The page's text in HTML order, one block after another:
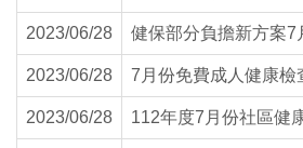
2023/06/28 健保部分負擔新方案7
2023/06/28 7月份免費成人健康檢
2023/06/28 112年度7月份社區健